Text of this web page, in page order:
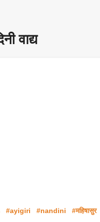
वाद्य
#ayigiri #nandini #महिषासुर